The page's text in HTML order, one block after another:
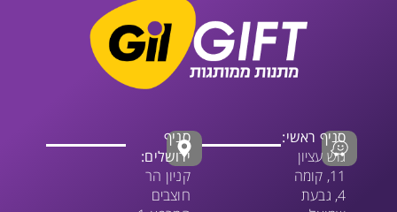
סניף ראשי:
גוש עציון
11, קומה
ירושלים: